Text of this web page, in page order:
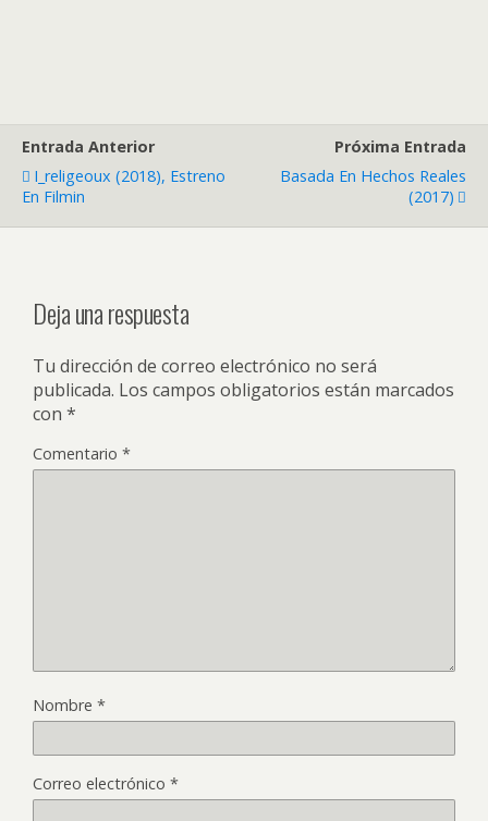
Entrada Anterior
I_religeoux (2018), Estreno
En Filmin
Próxima Entrada
Basada En Hechos Reales
(2017)
Deja una respuesta
Tu dirección de correo electrónico no será
publicada. Los campos obligatorios están marcados
con *
Comentario *
Nombre *
Correo electrónico *